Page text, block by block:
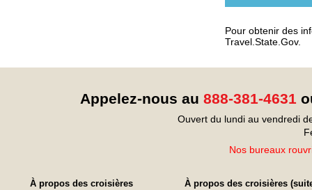
Pour obtenir des
Travel.State.Gov.
Appelez-nous au 888-381-4631
Ouvert du lundi au vendredi
Nos bureaux
À propos des croisières
À propos des croisières